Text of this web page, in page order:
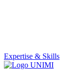
Expertise & Skills